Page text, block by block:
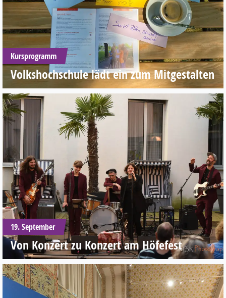
Kursprogramm
Volkshochschule lädt ein zum Mitgestalten
19. September
Von Konzert zu Konzert am Höfefest